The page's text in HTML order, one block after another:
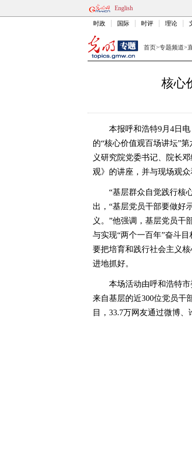
English
时政 国际 时评 理论
首页>专题频道>
核心
本报呼和浩特9月4日电
的“核心价值观百场讲坛”
义研究院党委书记、院长
观》的讲座，并与现场观众
“基层群众自觉践行核心
出，“基层党员干部要做好
义。”他强调，基层党员干
与实现“两个一百年”奋斗
要把培育和践行社会主义
进地抓好。
本场活动由呼和浩特市
来自基层的近300位党员干
目，33.7万网友通过微博、